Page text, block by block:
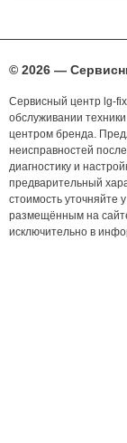
© 2026 —
Сервисный центр lg-
обслуживании
центром бренда.
неисправностей
диагностику и
предварительный
стоимость
размещённым на
исключительно в